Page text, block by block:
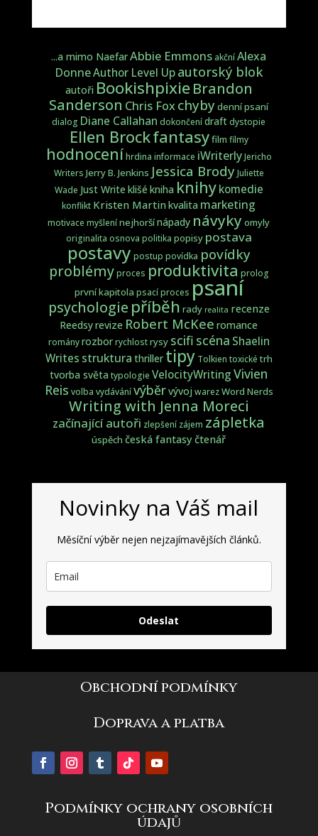
...a mimo NaefarAbbie Emmons akční Alexa
DonneAuthor Level Upautorský blok
autoři BookishpixieBrandon
Sanderson Chris Foxchybydenní psaní
dialog Diane Callahan dokončení draft dystopie
Ellen Brockfantasyfilm filmy
hodnoceníhrdina informace iWriterlyJericho
Writers Jerry B. Jenkins Jessica BrodyJuliette
Wade Just Write klišé kniha knihykomedie
konflikt Kristen Martinkvalita marketing
motivace myšlení nejhoršínápady návyky omyly
originalita osnova politika popisy postava
postavy postup povídka povídky
problémyproces produktivita prolog
první kapitola psací proces psaní
psychologie příběh rady realita recenze
Reedsyrevize Robert McKee romance
rományrozborrychlostrysy scifi scéna Shaelin
Writes struktura thriller tipy Tolkien toxické trh
tvorba světa typologie VelocityWriting Vivien
Reis volba vydávánívýběrvývoj warezWord Nerds
Writing with Jenna Moreci
začínající autoři zlepšení zájem zápletka
úspěch česká fantasyčtenář
Novinky na Váš mail
Měsíční výběr nejen nejzajímavějších článků.
Odeslat
Obchodní podmínky
Doprava a platba
Podmínky ochrany osobních
údajů